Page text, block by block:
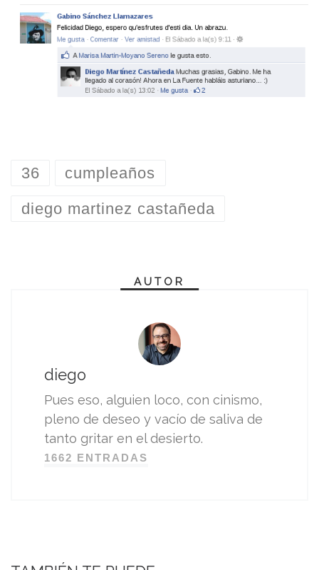
36 cumpleaños
diego martinez castañeda
AUTOR
diego
Pues eso, alguien loco, con cinismo,
pleno de deseo y vacío de saliva de
tanto gritar en el desierto.
1662 ENTRADAS